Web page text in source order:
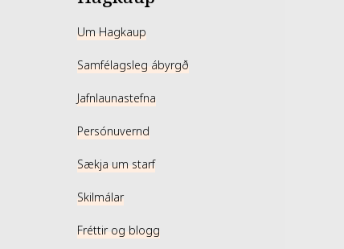
Um Hagkaup
Samfélagsleg ábyrgð
Jafnlaunastefna
Persónuvernd
Sækja um starf
Skilmálar
Fréttir og blogg